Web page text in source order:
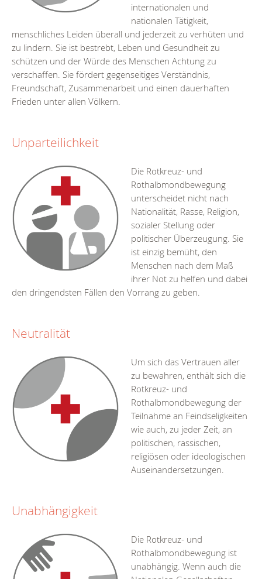
internationalen und
nationalen Tätigkeit,
menschliches Leiden überall und jederzeit zu verhüten und
zu lindern. Sie ist bestrebt, Leben und Gesundheit zu
schützen und der Würde des Menschen Achtung zu
verschaffen. Sie fördert gegenseitiges Verständnis,
Freundschaft, Zusammenarbeit und einen dauerhaften
Frieden unter allen Völkern.
Unparteilichkeit
Die Rotkreuz- und
Rothalbmondbewegung
unterscheidet nicht nach
Nationalität, Rasse, Religion,
sozialer Stellung oder
politischer Überzeugung. Sie
ist einzig bemüht, den
Menschen nach dem Maß
ihrer Not zu helfen und dabei
den dringendsten Fällen den Vorrang zu geben.
Neutralität
Um sich das Vertrauen aller
zu bewahren, enthält sich die
Rotkreuz- und
Rothalbmondbewegung der
Teilnahme an Feindseligkeiten
wie auch, zu jeder Zeit, an
politischen, rassischen,
religiösen oder ideologischen
Auseinandersetzungen.
Unabhängigkeit
Die Rotkreuz- und
Rothalbmondbewegung ist
unabhängig. Wenn auch die